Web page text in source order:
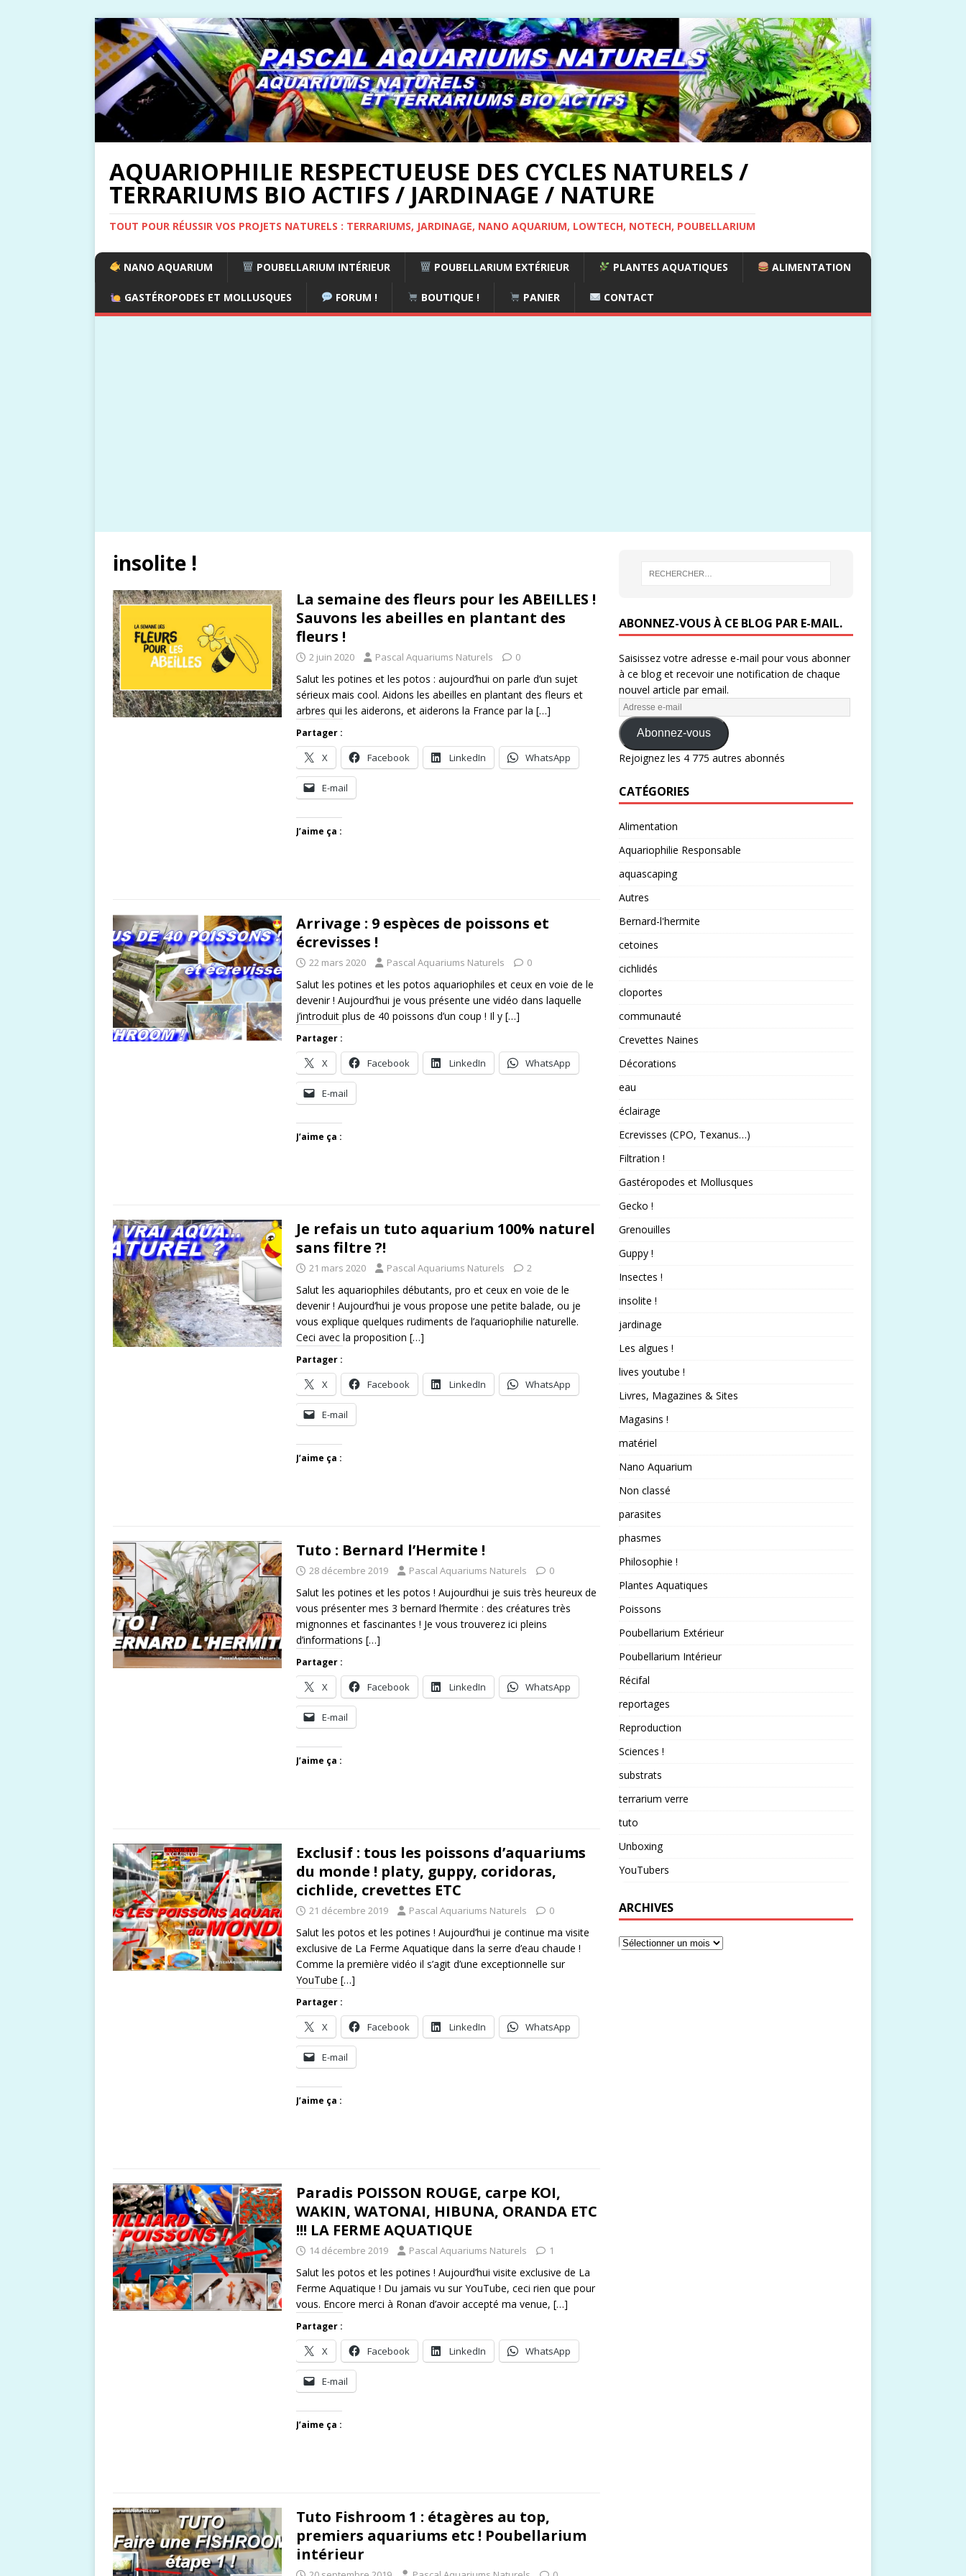
AQUARIOPHILIE RESPECTUEUSE DES CYCLES NATURELS /
TERRARIUMS BIO ACTIFS / JARDINAGE / NATURE
TOUT POUR RÉUSSIR VOS PROJETS NATURELS : TERRARIUMS, JARDINAGE, NANO AQUARIUM, LOWTECH, NOTECH, POUBELLARIUM
NANO AQUARIUM POUBELLARIUM INTÉRIEUR POUBELLARIUM EXTÉRIEUR PLANTES AQUATIQUES ALIMENTATION
GASTÉROPODES ET MOLLUSQUES FORUM ! BOUTIQUE ! PANIER CONTACT
insolite !
La semaine des fleurs pour les ABEILLES !
Sauvons les abeilles en plantant des
fleurs !
2 juin 2020 Pascal Aquariums Naturels 0
Salut les potines et les potos : aujourd’hui on parle d’un sujet
sérieux mais cool. Aidons les abeilles en plantant des fleurs et
arbres qui les aiderons, et aiderons la France par la […]
Partager :
X Facebook LinkedIn WhatsApp
E-mail
J’aime ça :
Arrivage : 9 espèces de poissons et
écrevisses !
22 mars 2020 Pascal Aquariums Naturels 0
Salut les potines et les potos aquariophiles et ceux en voie de le
devenir ! Aujourd’hui je vous présente une vidéo dans laquelle
j’introduit plus de 40 poissons d’un coup ! Il y […]
Partager :
X Facebook LinkedIn WhatsApp
E-mail
J’aime ça :
Je refais un tuto aquarium 100% naturel
sans filtre ?!
21 mars 2020 Pascal Aquariums Naturels 2
Salut les aquariophiles débutants, pro et ceux en voie de le
devenir ! Aujourd’hui je vous propose une petite balade, ou je
vous explique quelques rudiments de l’aquariophilie naturelle.
Ceci avec la proposition […]
Partager :
X Facebook LinkedIn WhatsApp
E-mail
J’aime ça :
Tuto : Bernard l’Hermite !
28 décembre 2019 Pascal Aquariums Naturels 0
Salut les potines et les potos ! Aujourdhui je suis très heureux de
vous présenter mes 3 bernard l’hermite : des créatures très
mignonnes et fascinantes ! Je vous trouverez ici pleins
d’informations […]
Partager :
X Facebook LinkedIn WhatsApp
E-mail
J’aime ça :
Exclusif : tous les poissons d’aquariums
du monde ! platy, guppy, coridoras,
cichlide, crevettes ETC
21 décembre 2019 Pascal Aquariums Naturels 0
Salut les potos et les potines ! Aujourd’hui je continue ma visite
exclusive de La Ferme Aquatique dans la serre d’eau chaude !
Comme la première vidéo il s’agit d’une exceptionnelle sur
YouTube […]
Partager :
X Facebook LinkedIn WhatsApp
E-mail
J’aime ça :
Paradis POISSON ROUGE, carpe KOI,
WAKIN, WATONAI, HIBUNA, ORANDA ETC
!!! LA FERME AQUATIQUE
14 décembre 2019 Pascal Aquariums Naturels 1
Salut les potos et les potines ! Aujourd’hui visite exclusive de La
Ferme Aquatique ! Du jamais vu sur YouTube, ceci rien que pour
vous. Encore merci à Ronan d’avoir accepté ma venue, […]
Partager :
X Facebook LinkedIn WhatsApp
E-mail
J’aime ça :
Tuto Fishroom 1 : étagères au top,
premiers aquariums etc ! Poubellarium
intérieur
ABONNEZ-VOUS À CE BLOG PAR E-MAIL.
Saisissez votre adresse e-mail pour vous abonner
à ce blog et recevoir une notification de chaque
nouvel article par email.
Abonnez-vous
Rejoignez les 4 775 autres abonnés
CATÉGORIES
Alimentation
Aquariophilie Responsable
aquascaping
Autres
Bernard-l'hermite
cetoines
cichlidés
cloportes
communauté
Crevettes Naines
Décorations
eau
éclairage
Ecrevisses (CPO, Texanus…)
Filtration !
Gastéropodes et Mollusques
Gecko !
Grenouilles
Guppy !
Insectes !
insolite !
jardinage
Les algues !
lives youtube !
Livres, Magazines & Sites
Magasins !
matériel
Nano Aquarium
Non classé
parasites
phasmes
Philosophie !
Plantes Aquatiques
Poissons
Poubellarium Extérieur
Poubellarium Intérieur
Récifal
reportages
Reproduction
Sciences !
substrats
terrarium verre
tuto
Unboxing
YouTubers
ARCHIVES